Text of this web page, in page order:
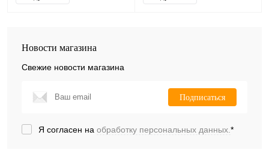
Новости магазина
Свежие новости магазина
Подписаться
Я согласен на обработку персональных данных.*